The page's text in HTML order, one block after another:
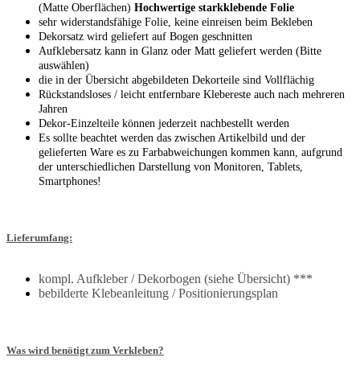
(Matte Oberflächen) Hochwertige starkklebende Folie
sehr widerstandsfähige Folie, keine einreisen beim Bekleben
Dekorsatz wird geliefert auf Bogen geschnitten
Aufklebersatz kann in Glanz oder Matt geliefert werden (Bitte
auswählen)
die in der Übersicht abgebildeten Dekorteile sind Vollflächig
Rückstandsloses / leicht entfernbare Klebereste auch nach mehreren
Jahren
Dekor-Einzelteile können jederzeit nachbestellt werden
Es sollte beachtet werden das zwischen Artikelbild und der
gelieferten Ware es zu Farbabweichungen kommen kann, aufgrund
der unterschiedlichen Darstellung von Monitoren, Tablets,
Smartphones!
Lieferumfang:
kompl. Aufkleber / Dekorbogen (siehe Übersicht) ***
bebilderte Klebeanleitung / Positionierungsplan
Was wird benötigt zum Verkleben?